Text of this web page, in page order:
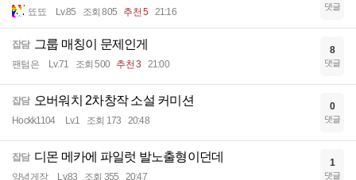
뚀뚀 Lv.85 조회 805 추천 5 21:16 댓글
잡담 그룹 매칭이 문제인게
팬텀은 Lv.71 조회 500 추천 3 21:00
8
댓글
잡담 오버워치 2차창작 소설 커미션
Hockk1104 Lv.1 조회 173 20:48
0
댓글
잡담 디몬 메카에 파일럿 발노출형이던데
양념게장 Lv.83 조회 355 20:47
1
댓글